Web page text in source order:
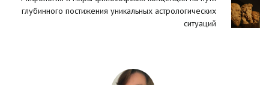
глубинного постижения уникальных астрологических
ситуаций